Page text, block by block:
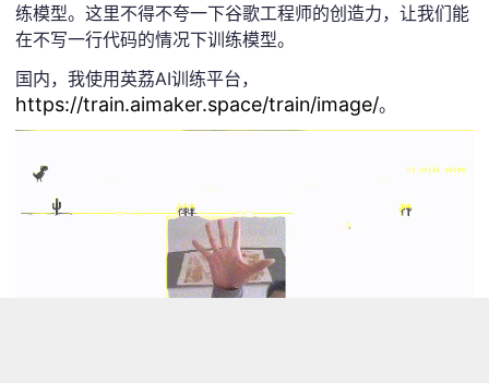
练模型。这里不得不夸一下谷歌工程师的创造力，让我们能
在不写一行代码的情况下训练模型。
国内，我使用英荔AI训练平台，
https://train.aimaker.space/train/image/。